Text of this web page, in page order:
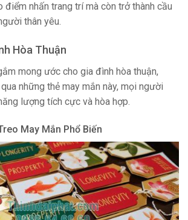
điểm nhấn trang trí mà còn trở thành cầu
thân yêu.
Hòa Thuận
mong ước cho gia đình hòa thuận,
những thẻ may mắn này, mọi người
lượng tích cực và hòa hợp.
May Mắn Phổ Biến